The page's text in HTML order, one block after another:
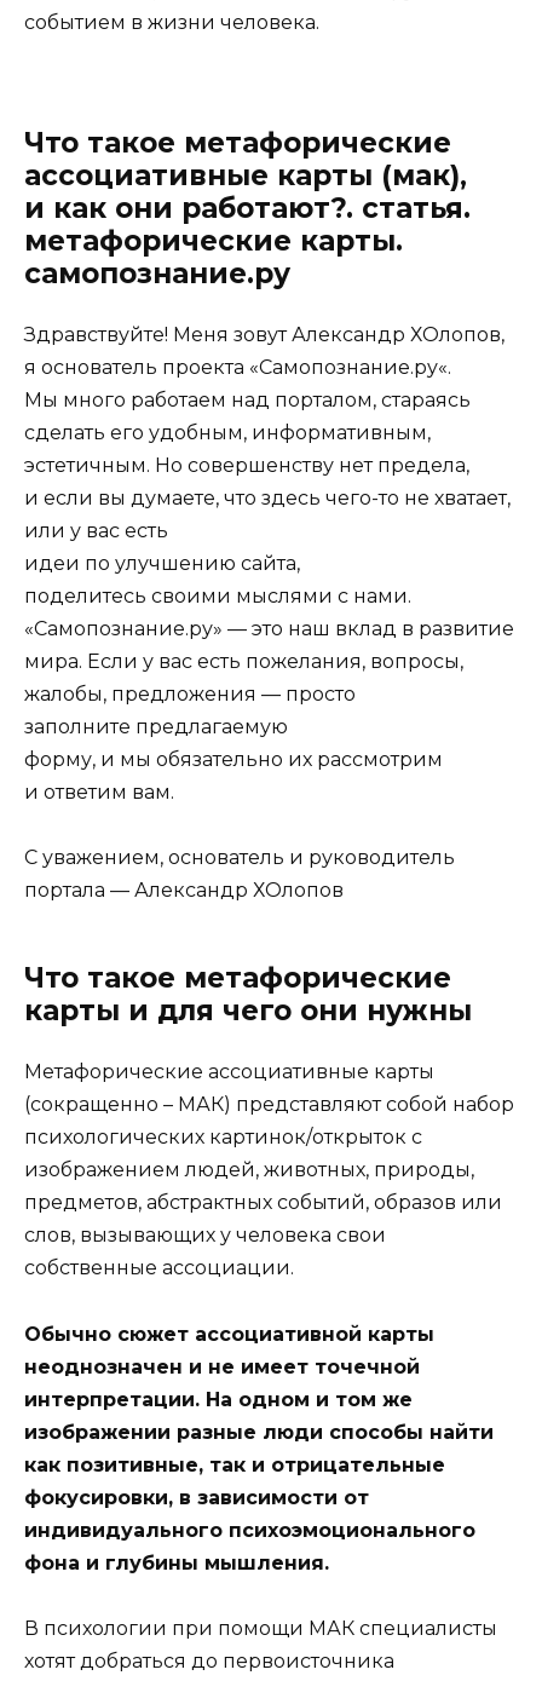
событием в жизни человека.
Что такое метафорические
ассоциативные карты (мак),
и как они работают?. статья.
метафорические карты.
самопознание.ру
Здравствуйте! Меня зовут Александр ХОлопов,
я основатель проекта «Самопознание.ру«.
Мы много работаем над порталом, стараясь
сделать его удобным, информативным,
эстетичным. Но совершенству нет предела,
и если вы думаете, что здесь чего-то не хватает,
или у вас есть
идеи по улучшению сайта,
поделитесь своими мыслями с нами.
«Самопознание.ру» — это наш вклад в развитие
мира. Если у вас есть пожелания, вопросы,
жалобы, предложения — просто
заполните предлагаемую
форму, и мы обязательно их рассмотрим
и ответим вам.
С уважением, основатель и руководитель
портала — Александр ХОлопов
Что такое метафорические
карты и для чего они нужны
Метафорические ассоциативные карты
(сокращенно – МАК) представляют собой набор
психологических картинок/открыток с
изображением людей, животных, природы,
предметов, абстрактных событий, образов или
слов, вызывающих у человека свои
собственные ассоциации.
Обычно сюжет ассоциативной карты
неоднозначен и не имеет точечной
интерпретации. На одном и том же
изображении разные люди способы найти
как позитивные, так и отрицательные
фокусировки, в зависимости от
индивидуального психоэмоционального
фона и глубины мышления.
В психологии при помощи МАК специалисты
хотят добраться до первоисточника